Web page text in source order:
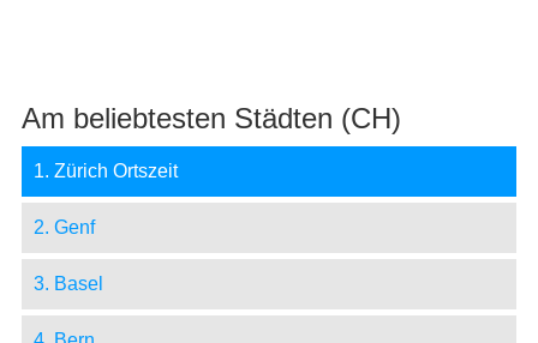
Am beliebtesten Städten (CH)
1. Zürich Ortszeit
2. Genf
3. Basel